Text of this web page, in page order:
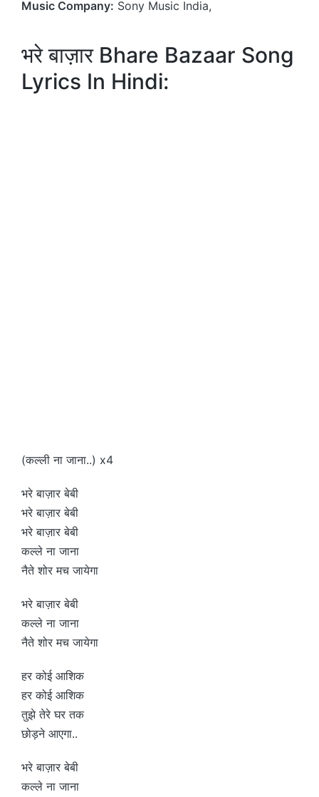
Music Company: Sony Music India,
भरे बाज़ार Bhare Bazaar Song
Lyrics In Hindi:
(कल्ली ना जाना..) x4
भरे बाज़ार बेबी
भरे बाज़ार बेबी
भरे बाज़ार बेबी
कल्ले ना जाना
नैते शोर मच जायेगा
भरे बाज़ार बेबी
कल्ले ना जाना
नैते शोर मच जायेगा
हर कोई आशिक
हर कोई आशिक
तुझे तेरे घर तक
छोड़ने आएगा..
भरे बाज़ार बेबी
कल्ले ना जाना